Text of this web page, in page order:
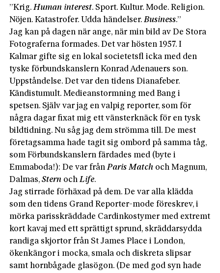
”Krig.Human interest. Sport. Kultur. Mode. Religion.
Nöjen. Katastrofer. Udda händelser.Business.”
Jag kan på dagen när ange, när min bild av De Stora
Fotograferna formades. Det var hösten 1957. I
Kalmar gifte sig en lokal societetsfl icka med den
tyske förbundskanslern Konrad Adenauers son.
Uppståndelse. Det var den tidens Dianafeber.
Kändistumult. Medieanstormning med Bang i
spetsen. Själv var jag en valpig reporter, som för
några dagar fixat mig ett vänsterknäck för en tysk
bildtidning. Nu såg jag dem strömma till. De mest
företagsamma hade tagit sig ombord på samma tåg,
som Förbundskanslern färdades med (byte i
Emmaboda!): De var frånParis Match och Magnum,
Dalmas,Stern ochLife.
Jag stirrade förhäxad på dem. De var alla klädda
som den tidens Grand Reporter-mode föreskrev, i
mörka parisskräddade Cardinkostymer med extremt
kort kavaj med ett sprättigt sprund, skräddarsydda
randiga skjortor från St James Place i London,
ökenkängor i mocka, smala och diskreta slipsar
samt hornbågade glasögon. (De med god syn hade